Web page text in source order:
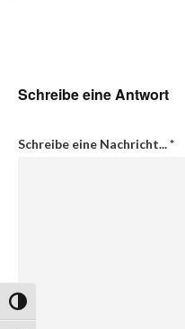
Umschalten auf hohe Kontraste
Schreibe eine Antwort
Schreibe eine Nachricht...*